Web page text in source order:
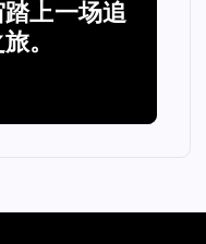
踏上一场追
。